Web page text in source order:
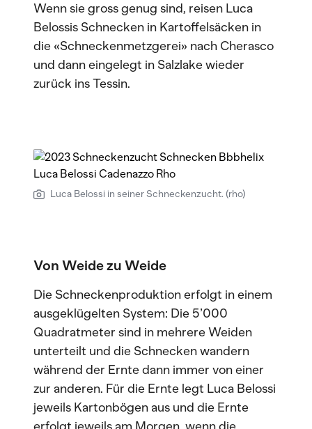
Wenn sie gross genug sind, reisen Luca
Belossis Schnecken in Kartoffelsäcken in
die «Schneckenmetzgerei» nach Cherasco
und dann eingelegt in Salzlake wieder
zurück ins Tessin.
Luca Belossi in seiner Schneckenzucht. (rho)
Von Weide zu Weide
Die Schneckenproduktion erfolgt in einem
ausgeklügelten System: Die 5’000
Quadratmeter sind in mehrere Weiden
unterteilt und die Schnecken wandern
während der Ernte dann immer von einer
zur anderen. Für die Ernte legt Luca Belossi
jeweils Kartonbögen aus und die Ernte